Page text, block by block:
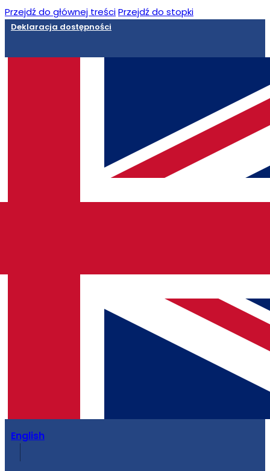
Przejdź do głównej treściPrzejdź do stopki
Deklaracja dostępności
English